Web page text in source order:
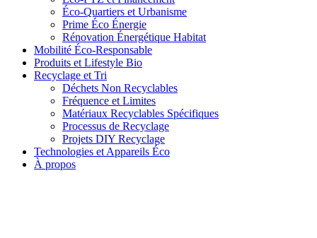
Éco-Quartiers et Urbanisme
Prime Éco Énergie
Rénovation Énergétique Habitat
Mobilité Éco-Responsable
Produits et Lifestyle Bio
Recyclage et Tri
Déchets Non Recyclables
Fréquence et Limites
Matériaux Recyclables Spécifiques
Processus de Recyclage
Projets DIY Recyclage
Technologies et Appareils Éco
À propos